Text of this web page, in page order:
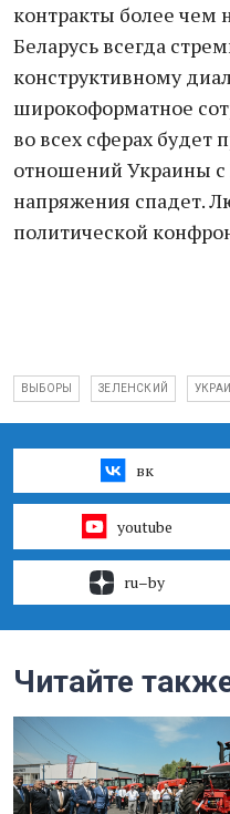
контракты более чем
Беларусь всегда
конструктивному
широкоформатное
во всех сферах будет
отношений Украины с
напряжения спадет.
политической
ВЫБОРЫ ЗЕЛЕНСКИЙ
вк
youtube
ru–by
Читайте